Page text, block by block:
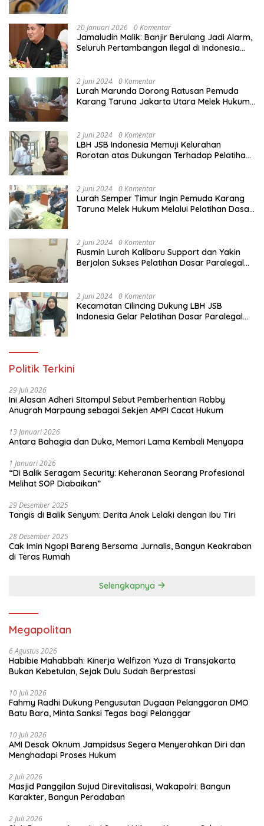
20 Januari 2026 0 Komentar
Jamaludin Malik: Banjir Berulang Jadi Alarm,
Seluruh Pertambangan Ilegal di Indonesia
2 Juni 2024 0 Komentar
Lurah Marunda Dorong Ratusan Pemuda
Karang Taruna Jakarta Utara Melek Hukum
2 Juni 2024 0 Komentar
LBH JSB Indonesia Memuji Kelurahan
Rorotan atas Dukungan Terhadap Pelatihan
2 Juni 2024 0 Komentar
Lurah Semper Timur Ingin Pemuda Karang
Taruna Melek Hukum Melalui Pelatihan Dasar
2 Juni 2024 0 Komentar
Rusmin Lurah Kalibaru Support dan Yakin
Berjalan Sukses Pelatihan Dasar Paralegal
2 Juni 2024 0 Komentar
Kecamatan Cilincing Dukung LBH JSB
Indonesia Gelar Pelatihan Dasar Paralegal
Politik Terkini
29 Juli 2026
Ini Alasan Adheri Sitompul Sebut Pemberhentian Robby
Anugrah Marpaung sebagai Sekjen AMPI Cacat Hukum
13 Januari 2026
Antara Bahagia dan Duka, Memori Lama Kembali Menyapa
1 Januari 2026
“Di Balik Seragam Security: Keheranan Seorang Profesional
Melihat SOP Diabaikan”
29 Desember 2025
Tangis di Balik Senyum: Derita Anak Lelaki dengan Ibu Tiri
28 Desember 2025
Cak Imin Ngopi Bareng Bersama Jurnalis, Bangun Keakraban
di Teras Rumah
Selengkapnya
Megapolitan
6 Agustus 2026
Habibie Mahabbah: Kinerja Welfizon Yuza di Transjakarta
Bukan Kebetulan, Sejak Dulu Sudah Berprestasi
10 Juli 2026
Fahmy Radhi Dukung Pengusutan Dugaan Pelanggaran DMO
Batu Bara, Minta Sanksi Tegas bagi Pelanggar
10 Juli 2026
AMI Desak Oknum Jampidsus Segera Menyerahkan Diri dan
Menghadapi Proses Hukum
2 Juli 2026
Masjid Panggilan Sujud Direvitalisasi, Wakapolri: Bangun
Karakter, Bangun Peradaban
2 Juli 2026